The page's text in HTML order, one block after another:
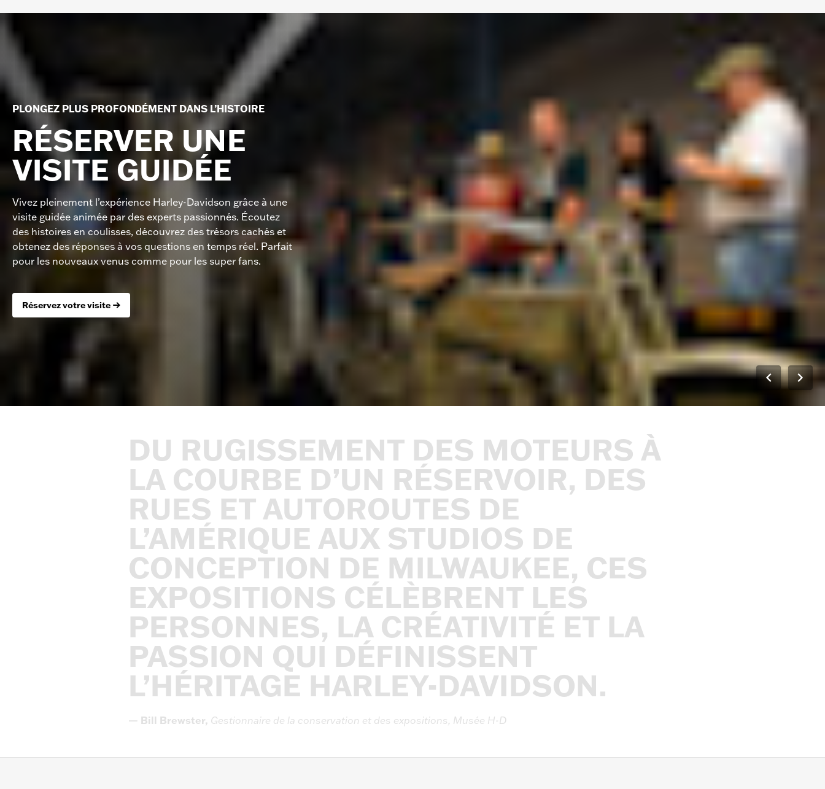
PLONGEZ PLUS PROFONDÉMENT DANS L’HISTOIRE
RÉSERVER UNE
VISITE GUIDÉE
Vivez pleinement l’expérience Harley-Davidson grâce à une
visite guidée animée par des experts passionnés. Écoutez
des histoires en coulisses, découvrez des trésors cachés et
obtenez des réponses à vos questions en temps réel. Parfait
pour les nouveaux venus comme pour les super fans.
Réservez votre visite
DU RUGISSEMENT DES MOTEURS À
LA COURBE D’UN RÉSERVOIR, DES
RUES ET AUTOROUTES DE
L’AMÉRIQUE AUX STUDIOS DE
CONCEPTION DE MILWAUKEE, CES
EXPOSITIONS CÉLÈBRENT LES
PERSONNES, LA CRÉATIVITÉ ET LA
PASSION QUI DÉFINISSENT
L’HÉRITAGE HARLEY-DAVIDSON.
— Bill Brewster, Gestionnaire de la conservation et des expositions, Musée H-D